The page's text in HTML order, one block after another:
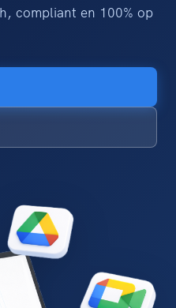
compliant en 100% op